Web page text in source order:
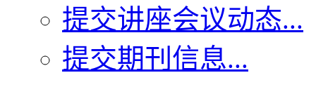
提交讲座会议动态...
提交期刊信息...